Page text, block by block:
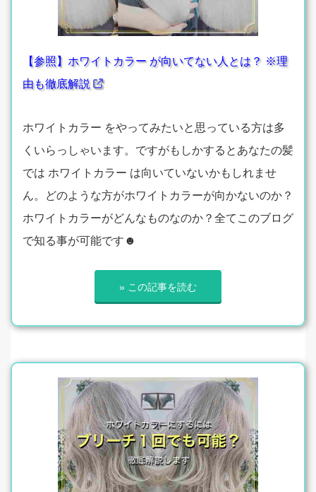
【参照】ホワイトカラー が向いてない人とは？ ※理
由も徹底解説
ホワイトカラー をやってみたいと思っている方は多
くいらっしゃいます。ですがもしかするとあなたの髪
では ホワイトカラー は向いていないかもしれませ
ん。どのような方がホワイトカラーが向かないのか？
ホワイトカラーがどんなものなのか？全てこのブログ
で知る事が可能です☻
» この記事を読む